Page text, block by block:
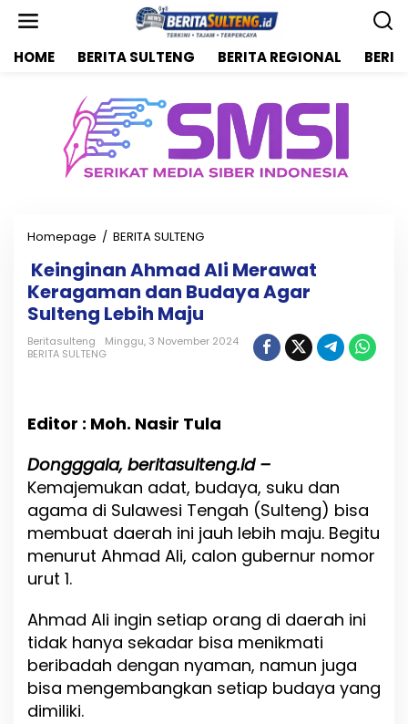
HOME BERITA SULTENG BERITA REGIONAL
Homepage / BERITA SULTENG
e
i
i
h
a
A
l
i
M
e
w
a
t
K
e
Keinginan Ahmad Ali Merawat
Keragaman dan Budaya Agar
Sulteng Lebih Maju
Beritasulteng
Minggu, 3 November 2024
BERITA SULTENG
Editor : Moh. Nasir Tula
Dongggala, beritasulteng.id –
Kemajemukan adat, budaya, suku dan
agama di Sulawesi Tengah (Sulteng) bisa
membuat daerah ini jauh lebih maju. Begitu
menurut Ahmad Ali, calon gubernur nomor
urut 1.
Ahmad Ali ingin setiap orang di daerah ini
tidak hanya sekadar bisa menikmati
beribadah dengan nyaman, namun juga
bisa mengembangkan setiap budaya yang
dimiliki.